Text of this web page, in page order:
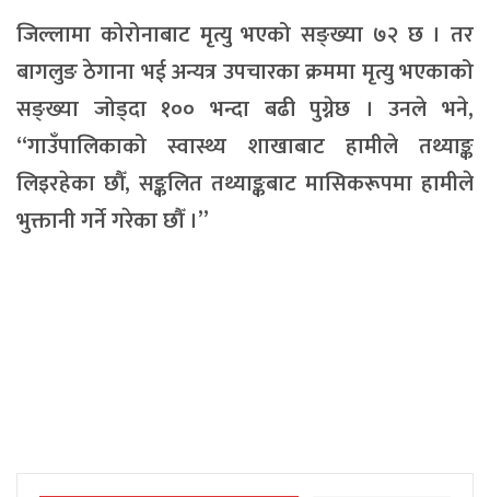
जिल्लामा कोरोनाबाट मृत्यु भएको सङ्ख्या ७२ छ । तर
बागलुङ ठेगाना भई अन्यत्र उपचारका क्रममा मृत्यु भएकाको
सङ्ख्या जोड्दा १०० भन्दा बढी पुग्नेछ । उनले भने,
“गाउँपालिकाको स्वास्थ्य शाखाबाट हामीले तथ्याङ्क
लिइरहेका छौँ, सङ्कलित तथ्याङ्कबाट मासिकरूपमा हामीले
भुक्तानी गर्ने गरेका छौँ ।”